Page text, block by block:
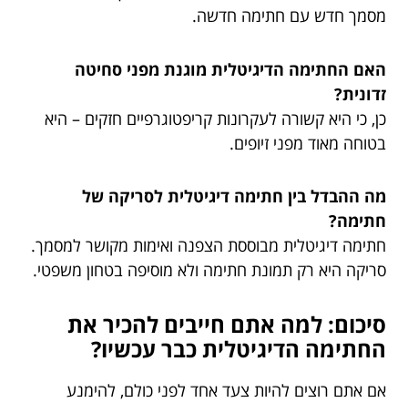
מסמך חדש עם חתימה חדשה.
האם החתימה הדיגיטלית מוגנת מפני סחיטה
זדונית?
כן, כי היא קשורה לעקרונות קריפטוגרפיים חזקים – היא
בטוחה מאוד מפני זיופים.
מה ההבדל בין חתימה דיגיטלית לסריקה של
חתימה?
חתימה דיגיטלית מבוססת הצפנה ואימות מקושר למסמך.
סריקה היא רק תמונת חתימה ולא מוסיפה בטחון משפטי.
סיכום: למה אתם חייבים להכיר את
החתימה הדיגיטלית כבר עכשיו?
אם אתם רוצים להיות צעד אחד לפני כולם, להימנע